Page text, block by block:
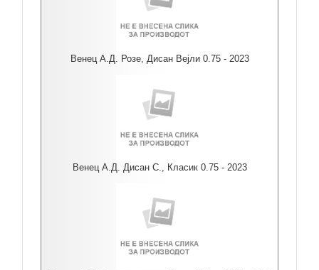
Венец А.Д. Розе, Дисан Вејли 0.75 - 2023
Венец А.Д. Дисан С., Класик 0.75 - 2023